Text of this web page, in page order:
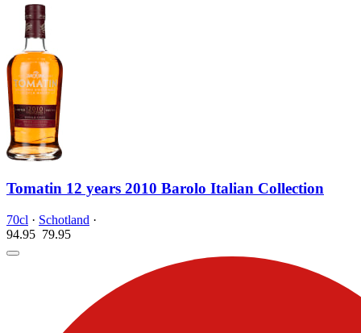
Tomatin 12 years 2010 Barolo Italian Collection
70cl · Schotland ·
94.95 79.95